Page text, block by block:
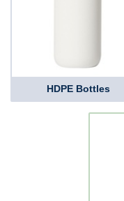
HDPE Bottles